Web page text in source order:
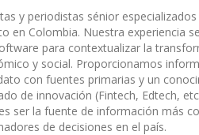
y periodistas sénior
en Colombia. Nuestra experiencia
para contextualizar la
y social. Proporcionamos
con fuentes primarias y un
de innovación (Fintech, Edtech,
ser la fuente de información más
de decisiones en el país.